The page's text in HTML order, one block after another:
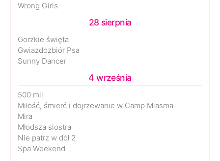
Wrong Girls
28 sierpnia
Gorzkie święta
Gwiazdozbiór Psa
Sunny Dancer
4 września
500 mil
Miłość, śmierć i dojrzewanie w Camp Miasma
Mira
Młodsza siostra
Nie patrz w dół 2
Spa Weekend